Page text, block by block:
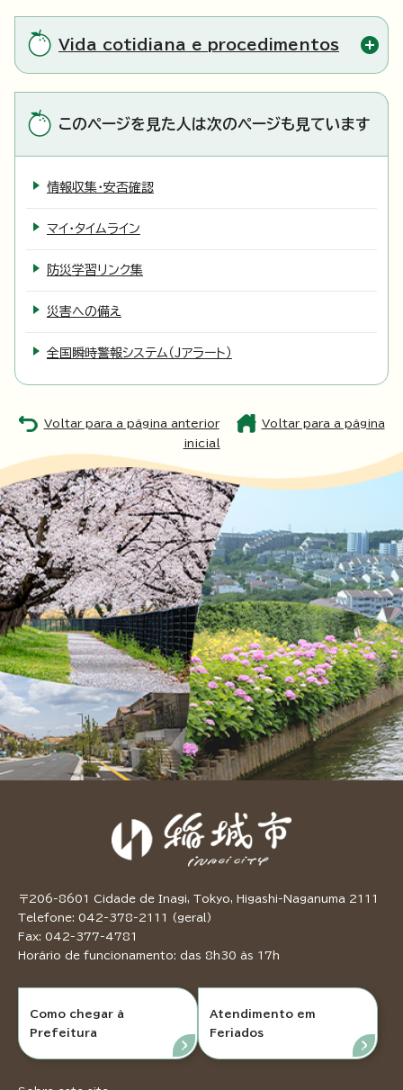
Vida cotidiana e procedimentos
このページを見た人は次のページも見ています
情報収集・安否確認
マイ・タイムライン
防災学習リンク集
災害への備え
全国瞬時警報システム（Jアラート）
Voltar para a página anterior
Voltar para a página
inicial
〒206-8601 Cidade de Inagi, Tokyo, Higashi-Naganuma 2111
Telefone: 042-378-2111 (geral)
Fax: 042-377-4781
Horário de funcionamento: das 8h30 às 17h
Como chegar à
Prefeitura
Atendimento em
Feriados